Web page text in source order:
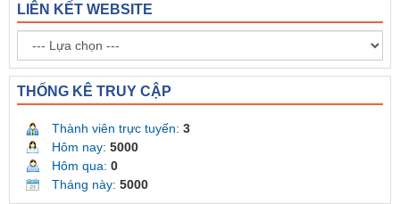
LIÊN KẾT WEBSITE
THỐNG KÊ TRUY CẬP
Thành viên trực tuyến: 3
Hôm nay: 5000
Hôm qua: 0
Tháng này: 5000